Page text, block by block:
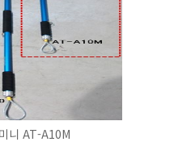
니 AT-A10M